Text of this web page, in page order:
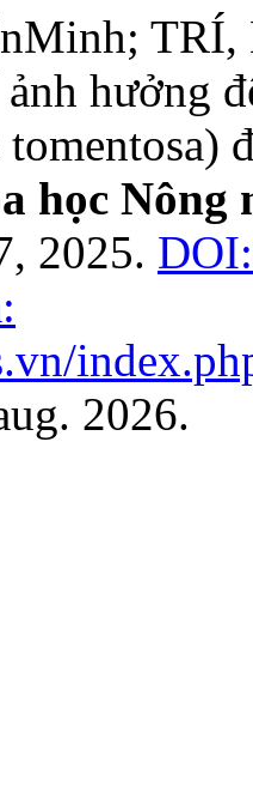
TRÍ,
hưởng
học Nông
2025.
2026.